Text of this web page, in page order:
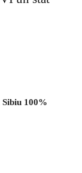
Sibiu 100%